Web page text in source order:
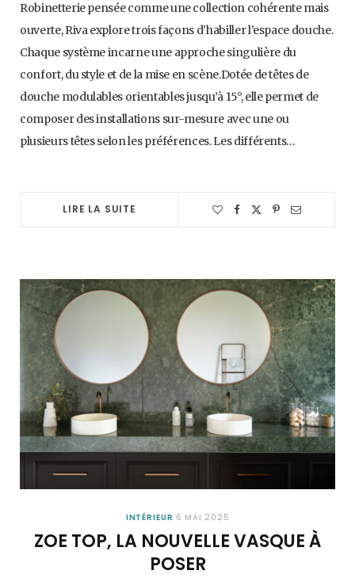
Robinetterie pensée comme une collection cohérente mais
ouverte, Riva explore trois façons d’habiller l’espace douche.
Chaque système incarne une approche singulière du
confort, du style et de la mise en scène.Dotée de têtes de
douche modulables orientables jusqu’à 15°, elle permet de
composer des installations sur-mesure avec une ou
plusieurs têtes selon les préférences. Les différents…
LIRE LA SUITE
INTÉRIEUR 6 MAI 2025
ZOE TOP, LA NOUVELLE VASQUE À
POSER